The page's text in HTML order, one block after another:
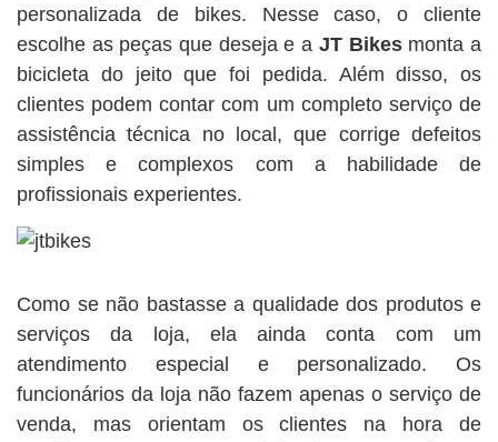
personalizada de bikes. Nesse caso, o cliente
escolhe as peças que deseja e a JT Bikesmonta a
bicicleta do jeito que foi pedida. Além disso, os
clientes podem contar com um completo serviço de
assistência técnica no local, que corrige defeitos
simples e complexos com a habilidade de
profissionais experientes.
Como se não bastasse a qualidade dos produtos e
serviços da loja, ela ainda conta com um
atendimento especial e personalizado. Os
funcionários da loja não fazem apenas o serviço de
venda, mas orientam os clientes na hora de